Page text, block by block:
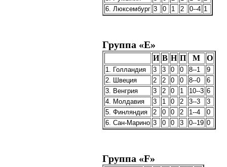
6. Люксембург 3 0 1 2 0--4 1
Группа «Е»
И В Н П М О
1. Голландия 3 3 0 0 8--1
9
2. Швеция
2 2 0 0 8--0
6
3. Венгрия
3 2 0 1 10--3 6
4. Молдавия
3 1 0 2 3--3
3
5. Финляндия
2 0 0 2 1--4
0
6. Сан-Марино 3 0 0 3 0--19 0
Группа «F»